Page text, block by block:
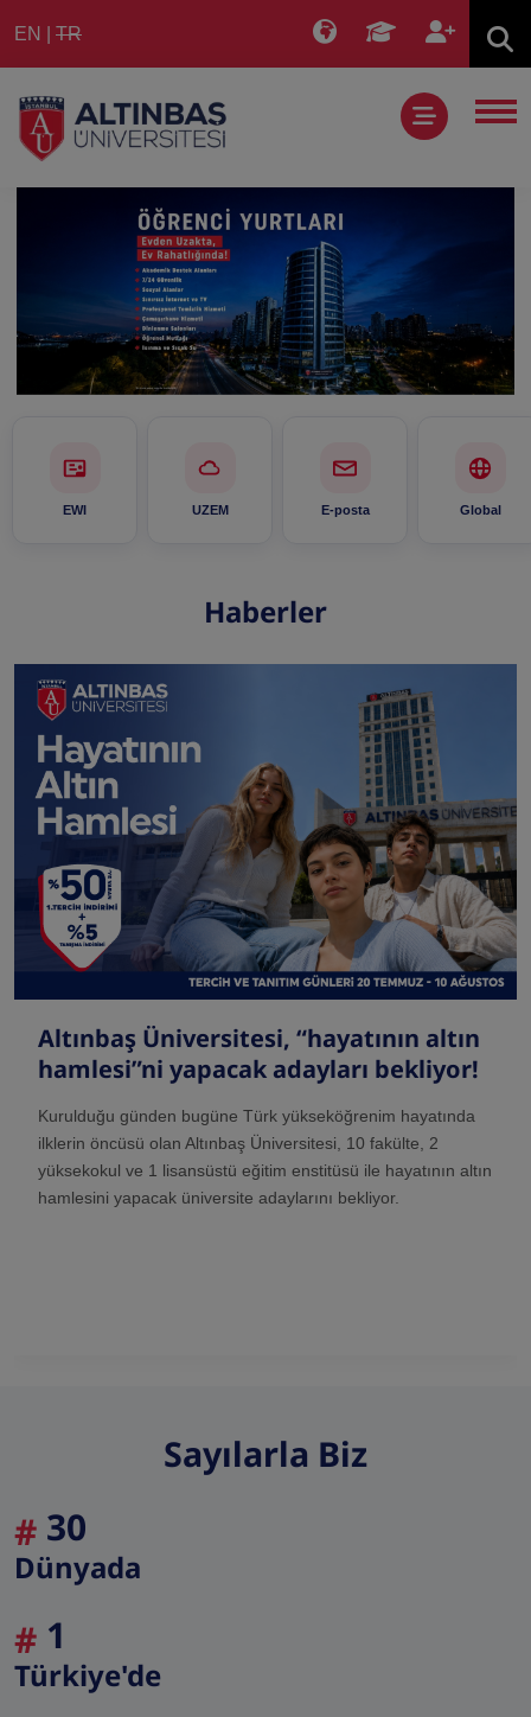
EN TR
EWI UZEM E-posta Global
Haberler
Altınbaş Üniversitesi, “hayatının altın
hamlesi”ni yapacak adayları bekliyor!
Kurulduğu günden bugüne Türk yükseköğrenim hayatında
ilklerin öncüsü olan Altınbaş Üniversitesi, 10 fakülte, 2
yüksekokul ve 1 lisansüstü eğitim enstitüsü ile hayatının altın
hamlesini yapacak üniversite adaylarını bekliyor.
Sayılarla Biz
# 30
Dünyada
# 1
Türkiye'de